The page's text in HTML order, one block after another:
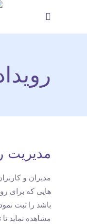
مدیریت
مدیران و
هایی که برای
باشد را ثبت
مشاهده نماید